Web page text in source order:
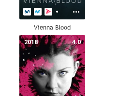
Vienna Blood
4.0
2018